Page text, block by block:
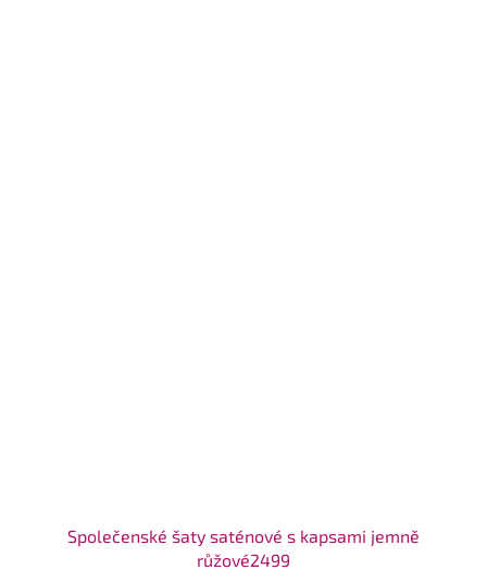
Společenské šaty saténové s kapsami jemně
růžové2499